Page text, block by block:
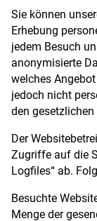
Sie können
Erhebung
jedem Besuch
anonymisierte
welches
jedoch nicht
den gesetzlichen
Der
Zugriffe auf die
Logfiles“ ab.
Besuchte
Menge der